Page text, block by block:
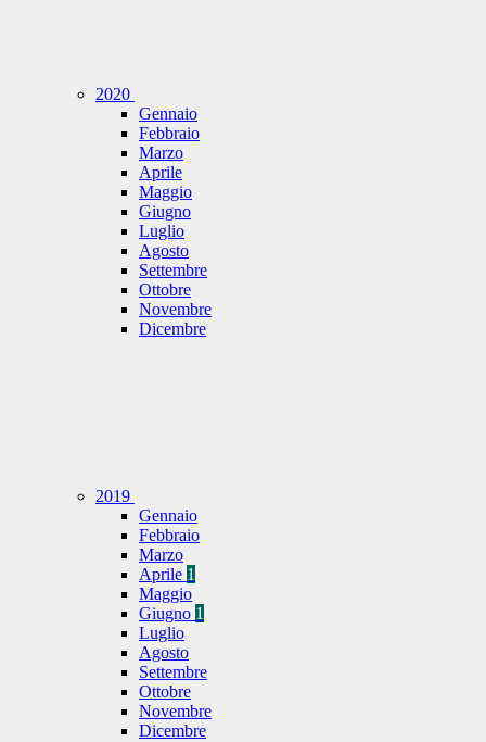
2020
Gennaio
Febbraio
Marzo
Aprile
Maggio
Giugno
Luglio
Agosto
Settembre
Ottobre
Novembre
Dicembre
2019
Gennaio
Febbraio
Marzo
Aprile 1
Maggio
Giugno 1
Luglio
Agosto
Settembre
Ottobre
Novembre
Dicembre